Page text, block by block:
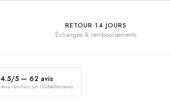
RETOUR 14 JOURS
Échanges & remboursements
4.5/5 — 62 avis
Avis vérifiés sur GlobeReviews